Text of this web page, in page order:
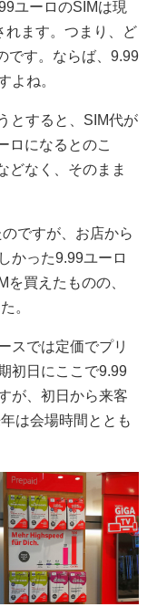
ユーロのSIMは現
れます。つまり、ど
です。ならば、9.99
よね。
とすると、SIM代が
ロになるとのこ
どなく、そのまま
ですが、お店から
かった9.99ユーロ
買えたものの、
。
スでは定価でプリ
初日にここで9.99
が、初日から来客
は会場時間ととも